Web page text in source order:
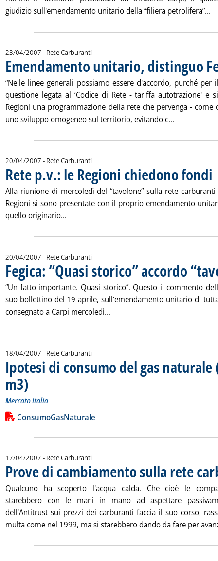
giudizio sull'emendamento unitario della “filiera petrolifera”...
23/04/2007 - Rete Carburanti
Emendamento unitario, distinguo
“Nelle linee generali possiamo essere d'accordo, purché
questione legata al ‘Codice di Rete - tariffa autotrazione' e
Regioni una programmazione della rete che pervenga -
uno sviluppo omogeneo sul territorio, evitando c...
20/04/2007 - Rete Carburanti
Rete p.v.: le Regioni chiedono fondi
Alla riunione di mercoledì del “tavolone” sulla rete carburanti
Regioni si sono presentate con il proprio emendamento
quello originario...
20/04/2007 - Rete Carburanti
Fegica: “Quasi storico” accordo
“Un fatto importante. Quasi storico”. Questo il commento
suo bollettino del 19 aprile, sull'emendamento unitario di
consegnato a Carpi mercoledì...
18/04/2007 - Rete Carburanti
Ipotesi di consumo del gas
m3) . Pubblicata mercoledì 18 aprile 2007 alle 15.28.
Mercato Italia
Leggi tutta la notizia: 'Ipotesi di consumo del gas naturale
Lista allegati PDF alla notizia
ConsumoGasNaturale
17/04/2007 - Rete Carburanti
Prove di cambiamento sulla rete
Qualcuno ha scoperto l'acqua calda. Che cioè le
starebbero con le mani in mano ad aspettare
dell'Antitrust sui prezzi dei carburanti faccia il suo corso,
multa come nel 1999, ma si starebbero dando da fare per